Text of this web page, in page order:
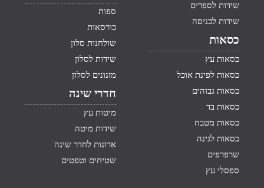
שידות לספרים
שידות לכניסה
כסאות
כסאות עץ
כסאות לפינת אוכל
כסאות גבוהים
כסאות בד
כסאות מטבח
כסאות לגינה
שרפרפים
ספסלי עץ
ספות
כורסאות
שולחנות סלון
שידות לסלון
מזנונים לסלון
חדרי שינה
מיטות עץ
שידות מיטה
ארונות לחדר שינה
שטיחים וטפטים